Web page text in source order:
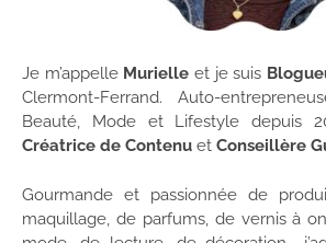
Je m’appelle Murielle et je suis
Clermont-Ferrand. Auto-
Beauté, Mode et Lifestyle depuis
Créatrice de Contenu et Conseillère
Gourmande et passionnée de
maquillage, de parfums, de vernis à